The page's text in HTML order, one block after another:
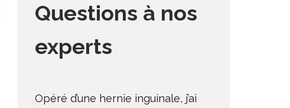
Questions à nos
experts
Opéré d’une hernie inguinale, j’ai